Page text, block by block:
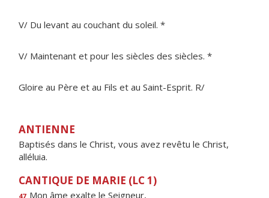
V/ Du levant au couchant du soleil. *
V/ Maintenant et pour les siècles des siècles. *
Gloire au Père et au Fils et au Saint-Esprit. R/
ANTIENNE
Baptisés dans le Christ, vous avez revêtu le Christ,
alléluia.
CANTIQUE DE MARIE (LC 1)
47 Mon âme exalte le Seigneur,